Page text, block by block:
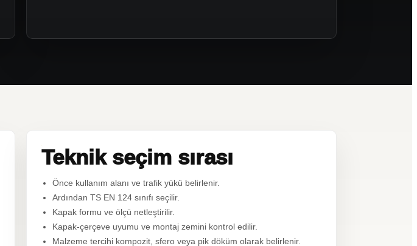
Teknik seçim sırası
Önce kullanım alanı ve trafik yükü belirlenir.
Ardından TS EN 124 sınıfı seçilir.
Kapak formu ve ölçü netleştirilir.
Kapak-çerçeve uyumu ve montaj zemini kontrol edilir.
Malzeme tercihi kompozit, sfero veya pik döküm olarak belirlenir.